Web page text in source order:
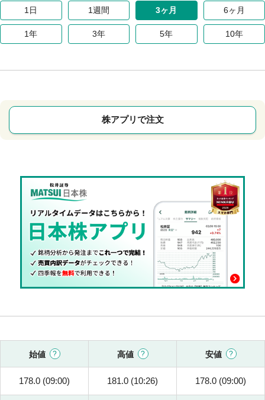
1日 1週間 3ヶ月 6ヶ月
1年 3年 5年 10年
株アプリで注文
始値 高値 安値
178.0 (09:00) 181.0 (10:26) 178.0 (09:00)